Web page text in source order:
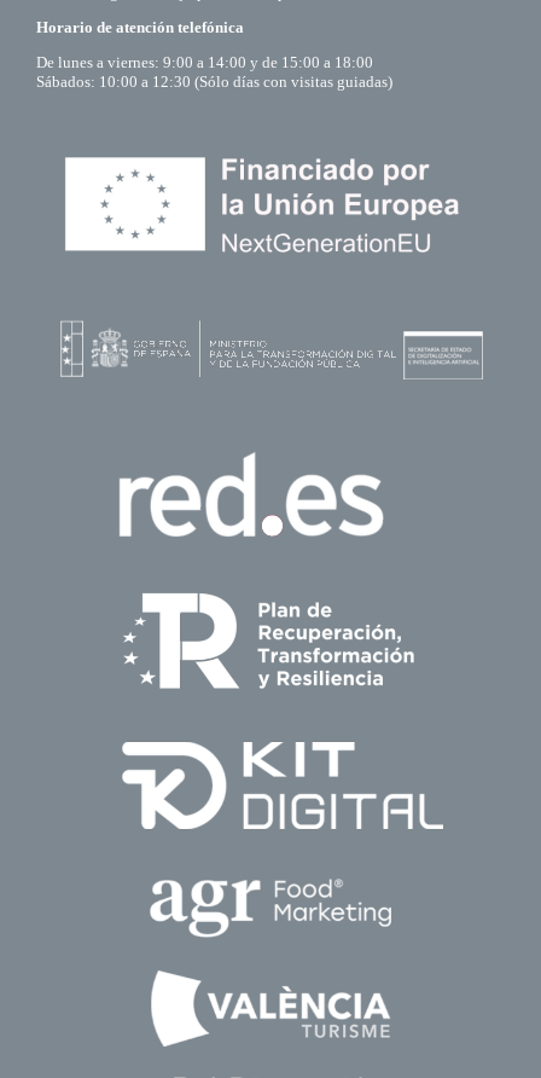
Horario de atención telefónica
De lunes a viernes: 9:00 a 14:00 y de 15:00 a 18:00
Sábados: 10:00 a 12:30 (Sólo días con visitas guiadas)